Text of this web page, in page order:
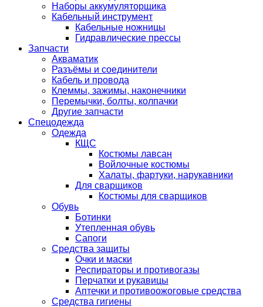
Наборы аккумуляторщика
Кабельный инструмент
Кабельные ножницы
Гидравлические прессы
Запчасти
Акваматик
Разъёмы и соединители
Кабель и провода
Клеммы, зажимы, наконечники
Перемычки, болты, колпачки
Другие запчасти
Спецодежда
Одежда
КЩС
Костюмы лавсан
Войлочные костюмы
Халаты, фартуки, нарукавники
Для сварщиков
Костюмы для сварщиков
Обувь
Ботинки
Утепленная обувь
Сапоги
Средства защиты
Очки и маски
Респираторы и противогазы
Перчатки и рукавицы
Аптечки и противоожоговые средства
Средства гигиены